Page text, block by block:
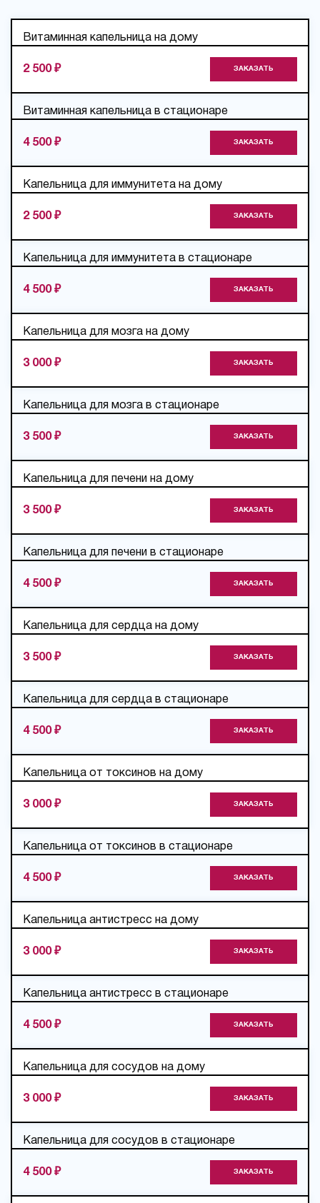
Витаминная капельница на дому
2 500 ₽ ЗАКАЗАТЬ
Витаминная капельница в стационаре
4 500 ₽ ЗАКАЗАТЬ
Капельница для иммунитета на дому
2 500 ₽ ЗАКАЗАТЬ
Капельница для иммунитета в стационаре
4 500 ₽ ЗАКАЗАТЬ
Капельница для мозга на дому
3 000 ₽ ЗАКАЗАТЬ
Капельница для мозга в стационаре
3 500 ₽ ЗАКАЗАТЬ
Капельница для печени на дому
3 500 ₽ ЗАКАЗАТЬ
Капельница для печени в стационаре
4 500 ₽ ЗАКАЗАТЬ
Капельница для сердца на дому
3 500 ₽ ЗАКАЗАТЬ
Капельница для сердца в стационаре
4 500 ₽ ЗАКАЗАТЬ
Капельница от токсинов на дому
3 000 ₽ ЗАКАЗАТЬ
Капельница от токсинов в стационаре
4 500 ₽ ЗАКАЗАТЬ
Капельница антистресс на дому
3 000 ₽ ЗАКАЗАТЬ
Капельница антистресс в стационаре
4 500 ₽ ЗАКАЗАТЬ
Капельница для сосудов на дому
3 000 ₽ ЗАКАЗАТЬ
Капельница для сосудов в стационаре
4 500 ₽ ЗАКАЗАТЬ